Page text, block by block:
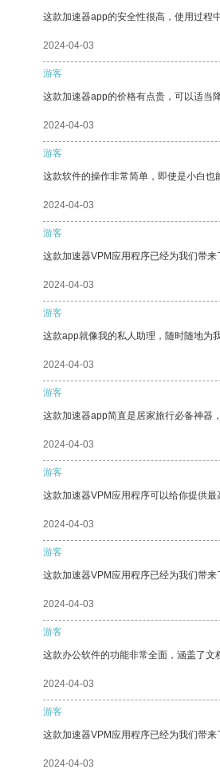
这款加速器app的安全性很高，使用过程
2024-04-03
游客
这款加速器app的价格有点贵，可以适当
2024-04-03
游客
这款软件的操作非常简单，即使是小白也
2024-04-03
游客
这款加速器VPM应用程序已经为我们带来
2024-04-03
游客
这款app就像我的私人助理，随时随地为
2024-04-03
游客
这款加速器app简直是居家旅行必备神器
2024-04-03
游客
这款加速器VPM应用程序可以给你提供
2024-04-03
游客
这款加速器VPM应用程序已经为我们带来
2024-04-03
游客
这款办公软件的功能非常全面，涵盖了文
2024-04-03
游客
这款加速器VPM应用程序已经为我们带来
2024-04-03